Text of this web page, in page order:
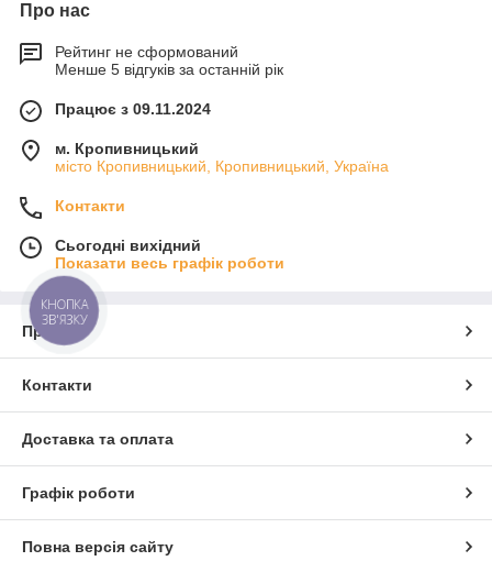
Про нас
Рейтинг не сформований
Менше 5 відгуків за останній рік
Працює з 09.11.2024
м. Кропивницький
місто Кропивницький, Кропивницький, Україна
Контакти
Сьогодні вихідний
Показати весь графік роботи
Про нас
Контакти
Доставка та оплата
Графік роботи
Повна версія сайту
КНОПКА
ЗВ'ЯЗКУ